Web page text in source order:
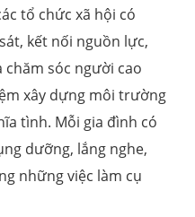
tổ chức xã hội có
kết nối nguồn lực,
sóc người cao
xây dựng môi trường
tình. Mỗi gia đình có
dưỡng, lắng nghe,
những việc làm cụ